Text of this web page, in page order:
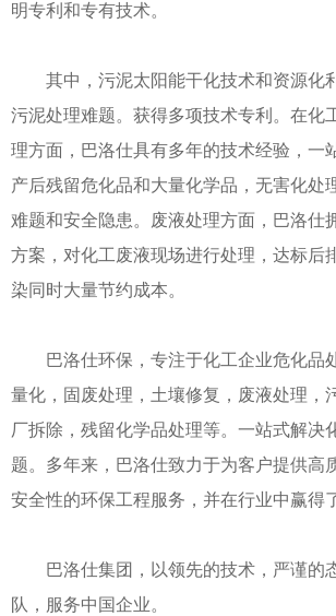
明专利和专有技术。
其中，污泥太阳能干化技术和资源化
污泥处理难题。获得多项技术专利。在化
理方面，巴洛仕具有多年的技术经验，一
产后残留危化品和大量化学品，无害化处
难题和安全隐患。废液处理方面，巴洛仕
方案，对化工废液现场进行处理，达标后
染同时大量节约成本。
巴洛仕环保，专注于化工企业危化品
量化，固废处理，土壤修复，废液处理，
厂拆除，残留化学品处理等。一站式解决
题。多年来，巴洛仕致力于为客户提供高
安全性的环保工程服务，并在行业中赢得
巴洛仕集团，以领先的技术，严谨的
队，服务中国企业。